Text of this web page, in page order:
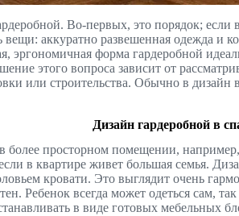
Во-первых, это порядок;
аккуратно развешенная одежда
эргономичная форма гардеробной
этого вопроса зависит от
или строительства. Обычно в
Дизайн гардеробной в
просторном помещении,
в квартире живет большая семья.
кровати. Это выглядит очень
Ребенок всегда может одеться сам,
в виде готовых мебельных